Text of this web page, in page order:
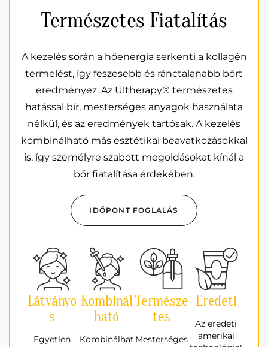
Természetes Fiatalítás
A kezelés során a hőenergia serkenti a kollagén
termelést, így feszesebb és ránctalanabb bőrt
eredményez. Az Ultherapy® természetes
hatással bír, mesterséges anyagok használata
nélkül, és az eredmények tartósak. A kezelés
kombinálható más esztétikai beavatkozásokkal
is, így személyre szabott megoldásokat kínál a
bőr fiatalítása érdekében.
IDŐPONT FOGLALÁS
Látványo
s
Egyetlen
Kombinál
ható
Kombinálhat
Természe
tes
Mesterséges
Eredeti
Az eredeti
amerikai